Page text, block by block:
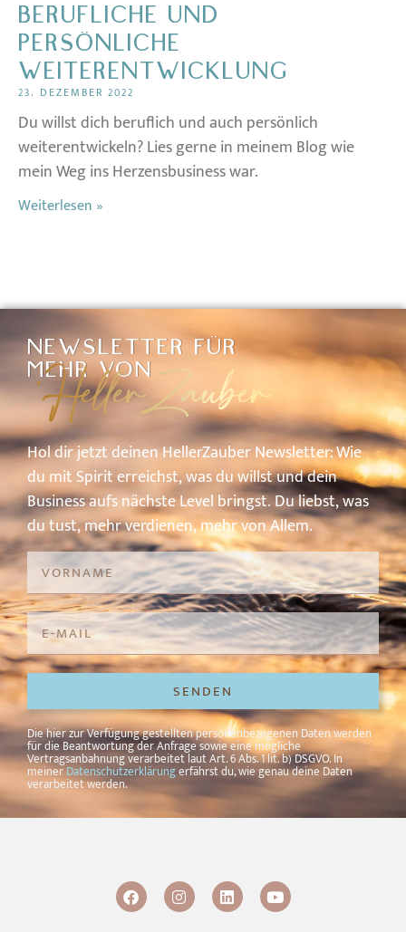
BERUFLICHE UND
PERSÖNLICHE
WEITERENTWICKLUNG
23. DEZEMBER 2022
Du willst dich beruflich und auch persönlich
weiterentwickeln? Lies gerne in meinem Blog wie
mein Weg ins Herzensbusiness war.
Weiterlesen »
NEWSLETTER FÜR
MEHR VON
HellerZauber
HoldirjetztdeinenHellerZauberNewsletter: Wie
du mit Spiriterreichst,wasduwillstunddein
BusinessaufsnächsteLevel bringst.Duliebst,was
dutust,mehrverdienen,mehrvonAllem.
SENDEN
Alternative:
Die hier zur Verfügung gestellten personenbezogenen Daten werden
für die Beantwortung der Anfrage sowie eine mögliche
Vertragsanbahnung verarbeitet laut Art. 6 Abs. 1 lit. b) DSGVO. In
meinerDatenschutzerklärungerfährst du, wie genau deine Daten
verarbeitet werden.